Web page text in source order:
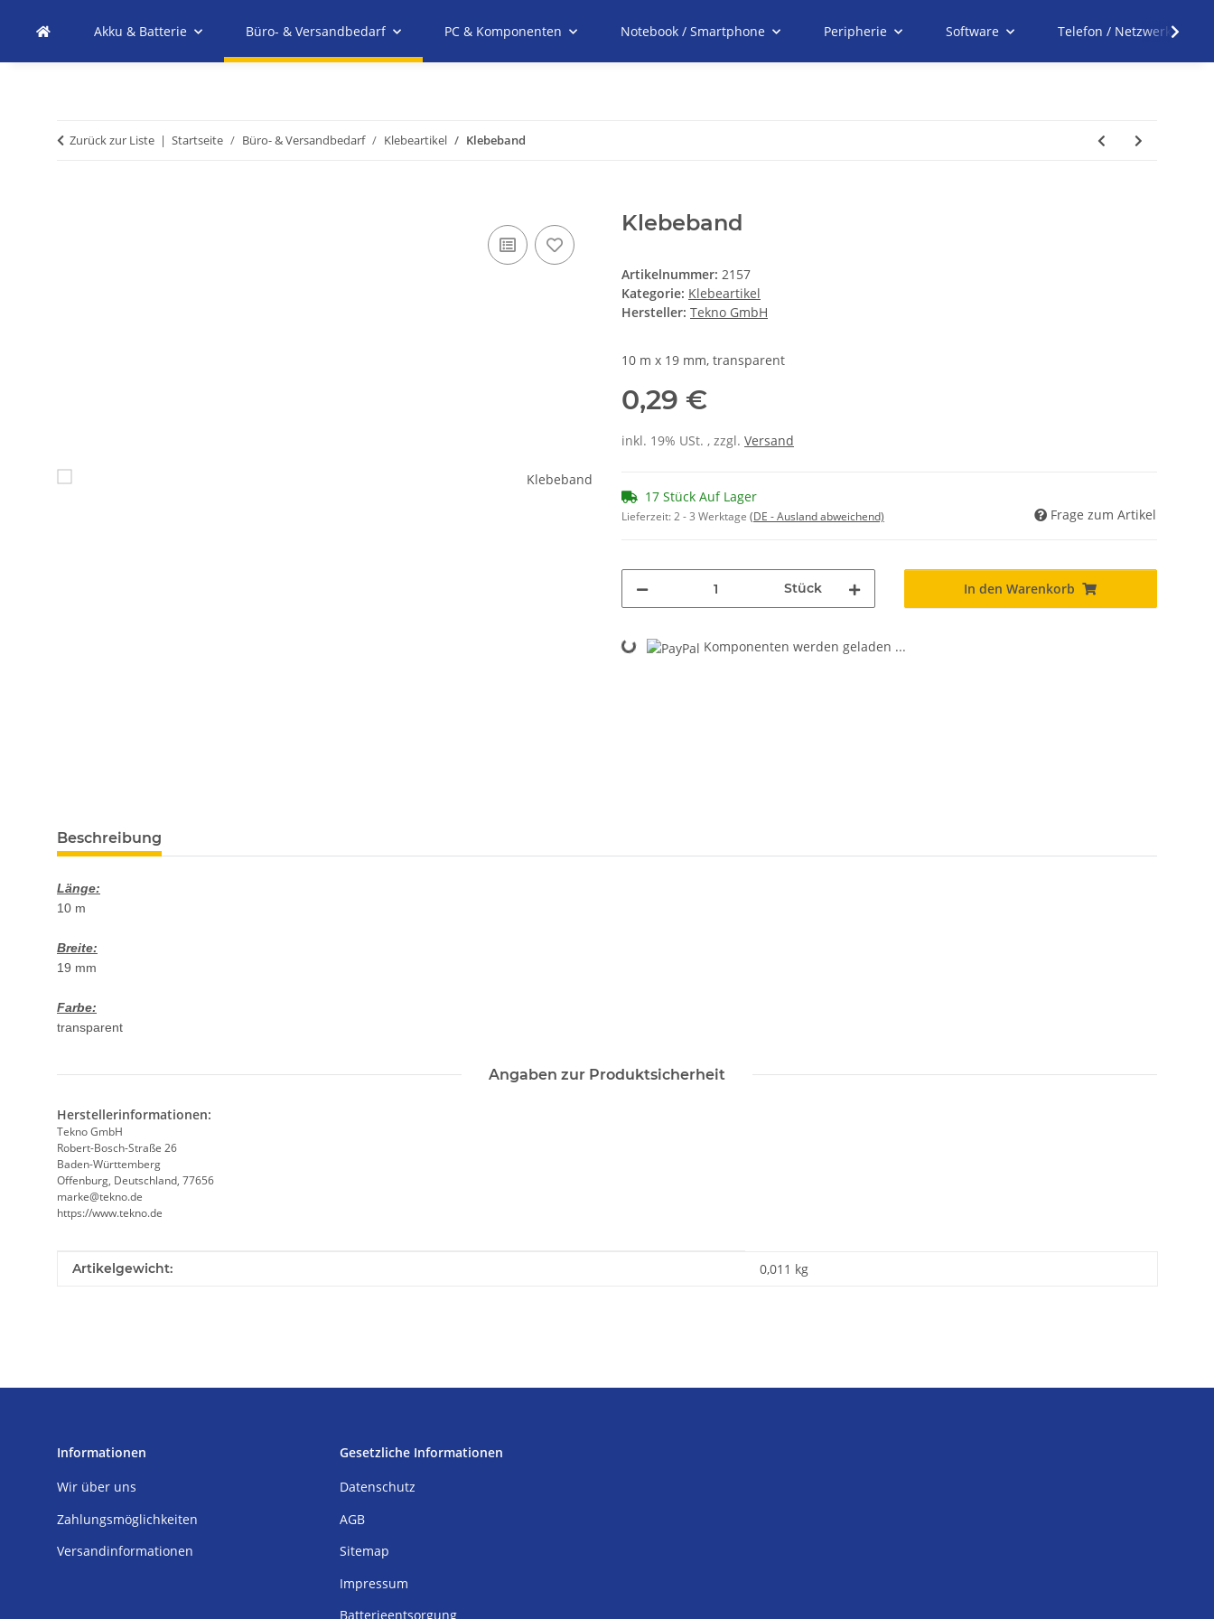
Akku & Batterie Büro- & Versandbedarf PC & Komponenten Notebook / Smartphone Peripherie Software Telefon / Netzwerk
Zurück zur Liste Startseite Büro- & Versandbedarf Klebeartikel Klebeband
Klebeband
Artikelnummer: 2157
Kategorie: Klebeartikel
Hersteller: Tekno GmbH
10 m x 19 mm, transparent
0,29 €
inkl. 19% USt. , zzgl. Versand
17 Stück Auf Lager
Lieferzeit:2 - 3 Werktage (DE - Ausland abweichend) Frage zum Artikel
Stück In den Warenkorb
Loading... Komponenten werden geladen ...
Beschreibung
Länge:
10 m
Breite:
19 mm
Farbe:
transparent
Angaben zur Produktsicherheit
Herstellerinformationen:
Tekno GmbH
Robert-Bosch-Straße 26
Baden-Württemberg
Offenburg, Deutschland, 77656
marke@tekno.de
https://www.tekno.de
Produkteigenschaft
Wert
Artikelgewicht: 0,011 kg
Informationen
Wir über uns
Zahlungsmöglichkeiten
Versandinformationen
Gesetzliche Informationen
Datenschutz
AGB
Sitemap
Impressum
Batterieentsorgung